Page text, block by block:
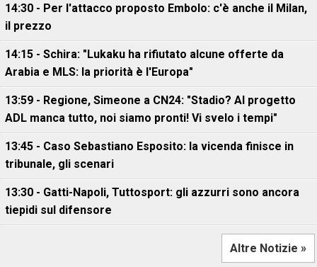
14:30 - Per l'attacco proposto Embolo: c'è anche il Milan,
il prezzo
14:15 - Schira: "Lukaku ha rifiutato alcune offerte da
Arabia e MLS: la priorità è l'Europa"
13:59 - Regione, Simeone a CN24: "Stadio? Al progetto
ADL manca tutto, noi siamo pronti! Vi svelo i tempi"
13:45 - Caso Sebastiano Esposito: la vicenda finisce in
tribunale, gli scenari
13:30 - Gatti-Napoli, Tuttosport: gli azzurri sono ancora
tiepidi sul difensore
Altre Notizie »